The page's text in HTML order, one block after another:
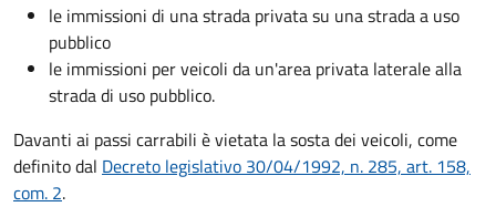
le immissioni di una strada privata su una strada a uso
pubblico
le immissioni per veicoli da un'area privata laterale alla
strada di uso pubblico.
Davanti ai passi carrabili è vietata la sosta dei veicoli, come
definito dal Decreto legislativo 30/04/1992, n. 285, art. 158,
com. 2.